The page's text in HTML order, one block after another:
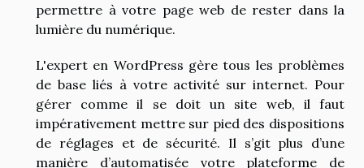
permettre à votre page web de rester dans la
lumière du numérique.
L'expert en WordPress gère tous les problèmes
de base liés à votre activité sur internet. Pour
gérer comme il se doit un site web, il faut
impérativement mettre sur pied des dispositions
de réglages et de sécurité. Il s’git plus d’une
manière d’automatisée votre plateforme de